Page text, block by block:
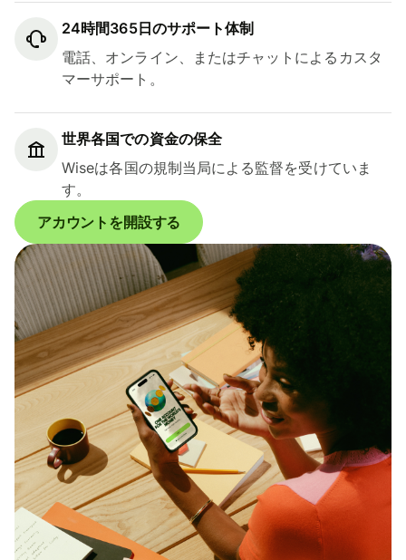
24時間365日のサポート体制
電話、オンライン、またはチャットによるカスタ
マーサポート。
世界各国での資金の保全
Wiseは各国の規制当局による監督を受けていま
す。
アカウントを開設する